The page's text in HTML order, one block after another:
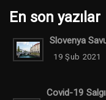
En son yazılar
Slovenya
19 Şub 2021
Covid-19